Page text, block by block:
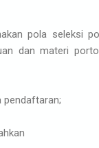
pola seleksi
dan materi